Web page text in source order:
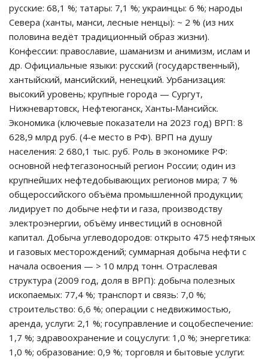
русские: 68,1 %; татары: 7,1 %; украинцы: 6 %; народы
Севера (ханты, манси, лесные ненцы): ~ 2 % (из них
половина ведёт традиционный образ жизни).
Конфессии: православие, шаманизм и анимизм, ислам и
др. Официальные языки: русский (государственный),
хантыйский, мансийский, ненецкий. Урбанизация:
высокий уровень; крупные города — Сургут,
Нижневартовск, Нефтеюганск, Ханты‑Мансийск.
Экономика (ключевые показатели на 2023 год) ВРП: 8
628,9 млрд руб. (4‑е место в РФ). ВРП на душу
населения: 2 680,1 тыс. руб. Роль в экономике РФ:
основной нефтегазоносный регион России; один из
крупнейших нефтедобывающих регионов мира; 7 %
общероссийского объёма промышленной продукции;
лидирует по добыче нефти и газа, производству
электроэнергии, объёму инвестиций в основной
капитал. Добыча углеводородов: открыто 475 нефтяных
и газовых месторождений; суммарная добыча нефти с
начала освоения — > 10 млрд тонн. Отраслевая
структура (2009 год, доля в ВРП): добыча полезных
ископаемых: 77,4 %; транспорт и связь: 7,0 %;
строительство: 6,6 %; операции с недвижимостью,
аренда, услуги: 2,1 %; госуправление и соцобеспечение:
1,7 %; здравоохранение и соцуслуги: 1,0 %; энергетика:
1,0 %; образование: 0,9 %; торговля и бытовые услуги: